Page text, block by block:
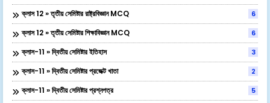
ক্লাস 12 » তৃতীয় সেমিষ্টার রাষ্ট্রবিজ্ঞান MCQ 6
ক্লাস 12 » তৃতীয় সেমিষ্টার শিক্ষাবিজ্ঞান MCQ 6
ক্লাস-11 » দ্বিতীয় সেমিষ্টার ইতিহাস 3
ক্লাস-11 » দ্বিতীয় সেমিষ্টার প্রজেক্ট খাতা 2
ক্লাস-11 » দ্বিতীয় সেমিষ্টার প্রশ্নপত্র 5